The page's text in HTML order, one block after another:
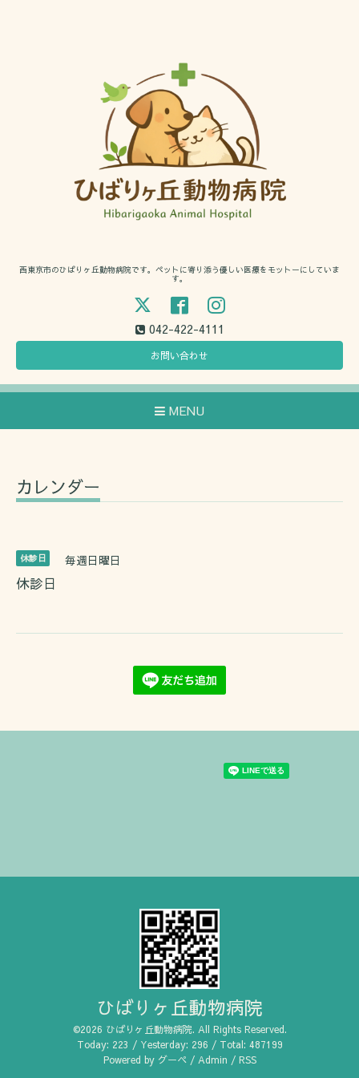
西東京市のひばりヶ丘動物病院です。ペットに寄り添う優しい医療をモットーにしていま
す。
042-422-4111
お問い合わせ
MENU
カレンダー
休診日 毎週日曜日
休診日
ひばりヶ丘動物病院
©2026 ひばりヶ丘動物病院. All Rights Reserved.
Today: 223 / Yesterday: 296 / Total: 487199
Powered by グーペ/ Admin / RSS